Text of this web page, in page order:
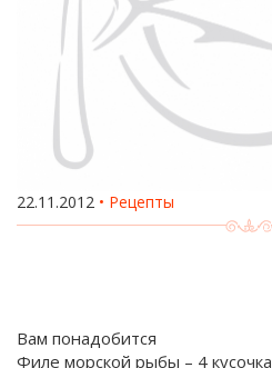
22.11.2012 Рецепты
Вам понадобится
Филе морской рыбы – 4 кусочка